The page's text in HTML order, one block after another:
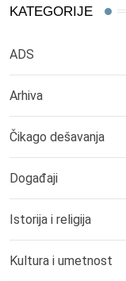
KATEGORIJE
ADS
Arhiva
Čikago dešavanja
Događaji
Istorija i religija
Kultura i umetnost